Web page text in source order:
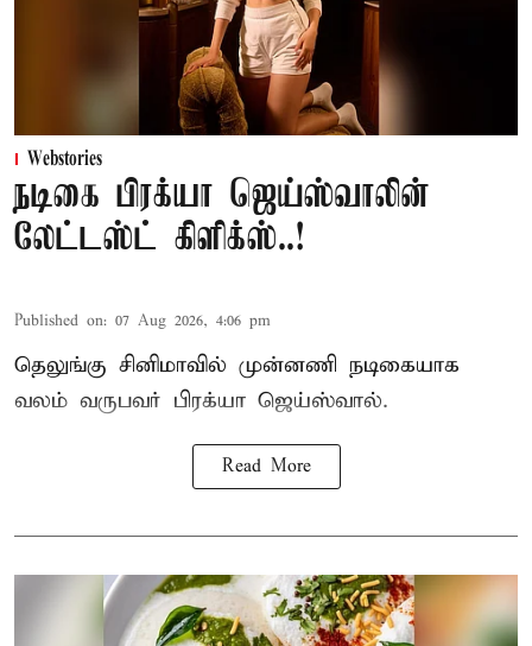
Webstories
நடிகை பிரக்யா ஜெய்ஸ்வாலின்
லேட்டஸ்ட் கிளிக்ஸ்..!
Published on: 07 Aug 2026, 4:06 pm
தெலுங்கு சினிமாவில் முன்னணி நடிகையாக
வலம் வருபவர் பிரக்யா ஜெய்ஸ்வால்.
Read More